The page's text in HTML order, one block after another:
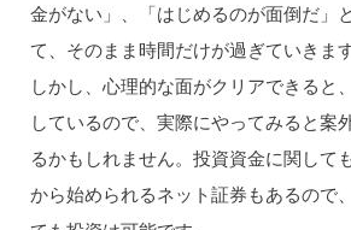
金がない」、「はじめるのが面倒だ」
て、そのまま時間だけが過ぎていきます
しかし、心理的な面がクリアできると
しているので、実際にやってみると案
るかもしれません。投資資金に関して
から始められるネット証券もあるので